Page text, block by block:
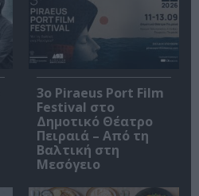
3o Piraeus Port Film
Festival στο
Δημοτικό Θέατρο
Πειραιά – Από τη
Βαλτική στη
Μεσόγειο